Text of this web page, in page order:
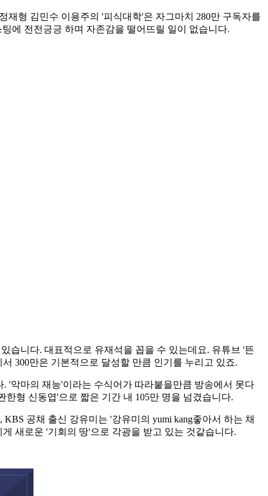
재형 김민수 이용주의 '피식대학'은 자그마치 280만 구독자를
에 전전긍긍 하며 자존감을 떨어뜨릴 일이 없습니다.
습니다. 대표적으로 유재석을 꼽을 수 있는데요. 유튜브 '뜬
300만은 기본적으로 달성할 만큼 인기를 누리고 있죠.
'악마의 재능'이라는 수식어가 따라붙을만큼 방송에서 못다
형 신동엽'으로 짧은 기간 내 105만 명을 넘겼습니다.
공채 출신 강유미는 '강유미의 yumi kang좋아서 하는 채
새로운 '기회의 땅'으로 각광을 받고 있는 것같습니다.